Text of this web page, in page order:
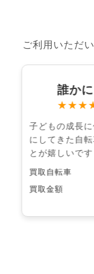
ご利用いただ
誰か
子どもの成長
にしてきた自
とが嬉しいです
買取自転車
買取金額